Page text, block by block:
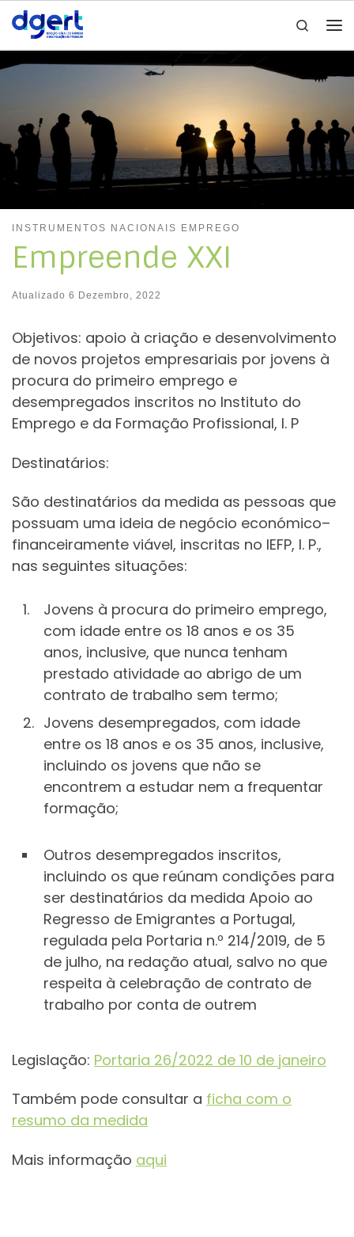
Skip to content
Search
INSTRUMENTOS NACIONAIS EMPREGO
Empreende XXI
Atualizado 6 Dezembro, 2022
Objetivos: apoio à criação e desenvolvimento
de novos projetos empresariais por jovens à
procura do primeiro emprego e
desempregados inscritos no Instituto do
Emprego e da Formação Profissional, I. P
Destinatários:
São destinatários da medida as pessoas que
possuam uma ideia de negócio económico–
financeiramente viável, inscritas no IEFP, I. P.,
nas seguintes situações:
Jovens à procura do primeiro emprego,
com idade entre os 18 anos e os 35
anos, inclusive, que nunca tenham
prestado atividade ao abrigo de um
contrato de trabalho sem termo;
Jovens desempregados, com idade
entre os 18 anos e os 35 anos, inclusive,
incluindo os jovens que não se
encontrem a estudar nem a frequentar
formação;
Outros desempregados inscritos,
incluindo os que reúnam condições para
ser destinatários da medida Apoio ao
Regresso de Emigrantes a Portugal,
regulada pela Portaria n.º 214/2019, de 5
de julho, na redação atual, salvo no que
respeita à celebração de contrato de
trabalho por conta de outrem
Legislação: Portaria 26/2022 de 10 de janeiro
Também pode consultar a ficha com o
resumo da medida
Mais informação aqui